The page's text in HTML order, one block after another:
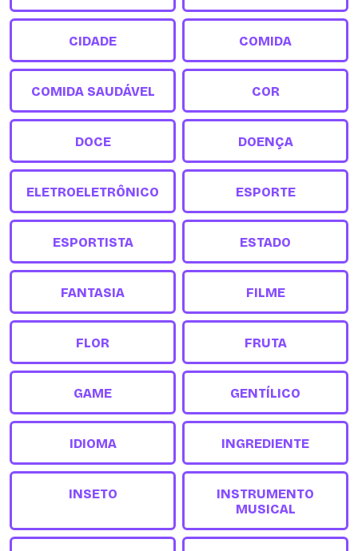
CIDADE COMIDA
COMIDA SAUDÁVEL COR
DOCE DOENÇA
ELETROELETRÔNICO ESPORTE
ESPORTISTA ESTADO
FANTASIA FILME
FLOR FRUTA
GAME GENTÍLICO
IDIOMA INGREDIENTE
INSETO
INSTRUMENTO
MUSICAL